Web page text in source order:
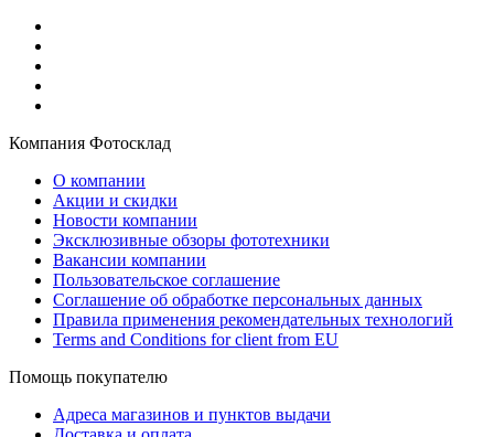
Компания Фотосклад
О компании
Акции и скидки
Новости компании
Эксклюзивные обзоры фототехники
Вакансии компании
Пользовательское соглашение
Соглашение об обработке персональных данных
Правила применения рекомендательных технологий
Terms and Conditions for client from EU
Помощь покупателю
Адреса магазинов и пунктов выдачи